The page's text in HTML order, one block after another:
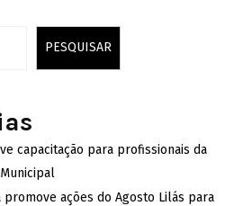
PESQUISAR
capacitação para profissionais da
ações do Agosto Lilás para